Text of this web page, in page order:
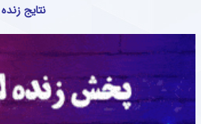
نتایج زنده